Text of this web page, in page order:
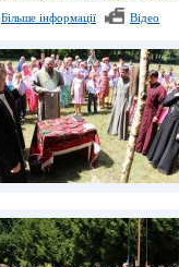
Більше інформації Відео